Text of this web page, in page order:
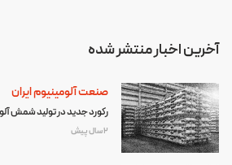
آخرین اخبار منتشر شده
صنعت آلومینیوم ایران
رکورد جدید در تولید شمش
2 سال پیش